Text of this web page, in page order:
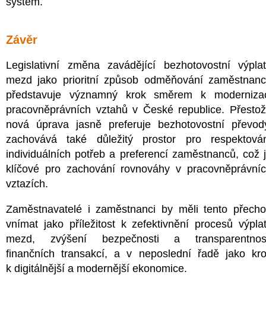
Závěr
Legislativní změna zavádějící bezhotovostní
mezd jako prioritní způsob odměňování
představuje významný krok směrem k
pracovněprávních vztahů v České republice.
nová úprava jasně preferuje bezhotovostní
zachovává také důležitý prostor pro
individuálních potřeb a preferencí zaměstnanců, což
klíčové pro zachování rovnováhy v
vztazích.
Zaměstnavatelé i zaměstnanci by měli tento
vnímat jako příležitost k zefektivnění procesů
mezd, zvýšení bezpečnosti a
finančních transakcí, a v neposlední řadě jako
k digitálnější a modernější ekonomice.